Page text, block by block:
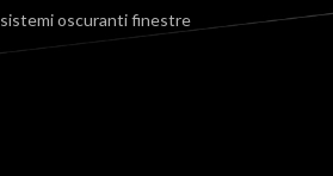
sistemi oscuranti finestre